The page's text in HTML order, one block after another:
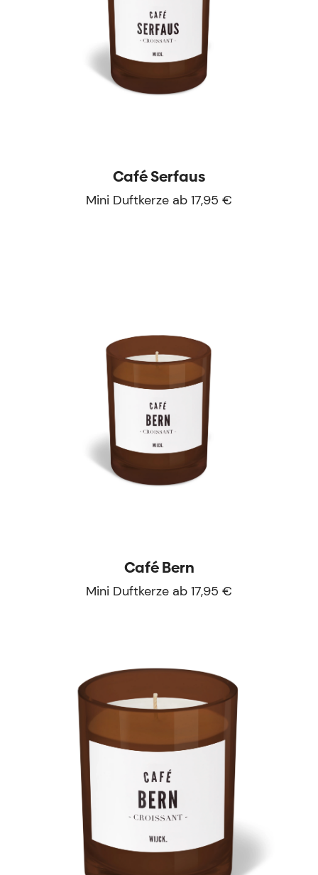
Café Serfaus
Mini Duftkerze ab 17,95 €
Café Bern
Mini Duftkerze ab 17,95 €